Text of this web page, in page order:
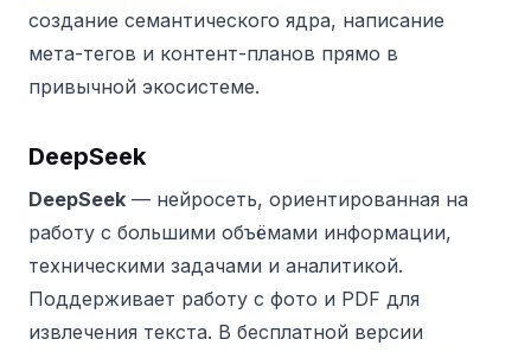
создание семантического ядра, написание
мета-тегов и контент-планов прямо в
привычной экосистеме.
DeepSeek
DeepSeek — нейросеть, ориентированная на
работу с большими объёмами информации,
техническими задачами и аналитикой.
Поддерживает работу с фото и PDF для
извлечения текста. В бесплатной версии